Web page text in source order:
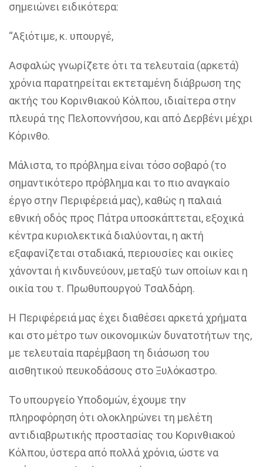
σημειώνει ειδικότερα:
“Αξιότιµε, κ. υπουργέ,
Ασφαλώς γνωρίζετε ότι τα τελευταία (αρκετά)
χρόνια παρατηρείται εκτεταμένη διάβρωση της
ακτής του Κορινθιακού Κόλπου, ιδιαίτερα στην
πλευρά της Πελοποννήσου, και από Δερβένι µέχρι
Κόρινθο.
Μάλιστα, το πρόβλημα είναι τόσο σοβαρό (το
σημαντικότερο πρόβλημα και το πιο αναγκαίο
έργο στην Περιφέρειά µας), καθώς η παλαιά
εθνική οδός προς Πάτρα υποσκάπτεται, εξοχικά
κέντρα κυριολεκτικά διαλύονται, η ακτή
εξαφανίζεται σταδιακά, περιουσίες και οικίες
χάνονται ή κινδυνεύουν, μεταξύ των οποίων και η
οικία του τ. Πρωθυπουργού Τσαλδάρη.
Η Περιφέρειά µας έχει διαθέσει αρκετά χρήματα
και στο µέτρο των οικονοµικών δυνατοτήτων της,
µε τελευταία παρέμβαση τη διάσωση του
αισθητικού πευκοδάσους στο Ξυλόκαστρο.
Το υπουργείο Υποδομών, έχουµε την
πληροφόρηση ότι ολοκληρώνει τη µελέτη
αντιδιαβρωτικής προστασίας του Κορινθιακού
Κόλπου, ύστερα από πολλά χρόνια, ώστε να